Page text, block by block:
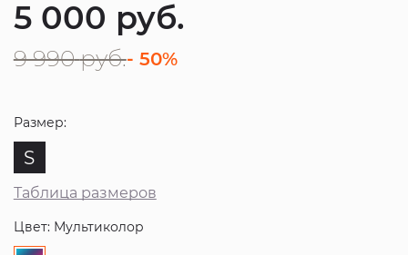
5 000 руб.
9 990 руб.- 50%
Размер:
S
Таблица размеров
Цвет: Мультиколор